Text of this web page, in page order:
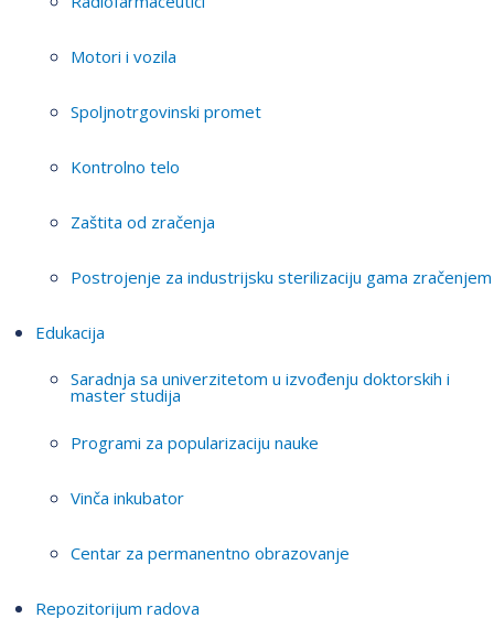
Motori i vozila
Spoljnotrgovinski promet
Kontrolno telo
Zaštita od zračenja
Postrojenje za industrijsku sterilizaciju gama zračenjem
Edukacija
Saradnja sa univerzitetom u izvođenju doktorskih i
master studija
Programi za popularizaciju nauke
Vinča inkubator
Centar za permanentno obrazovanje
Repozitorijum radova